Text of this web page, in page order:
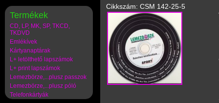
Termékek
CD, LP, MK, SP, TKCD,
TKDVD
Emlékívek
Kártyanaptárak
L+ letölthető lapszámok
L+ print lapszámok
Lemezbörze,...plusz passzok
Lemezbörze,...plusz póló
Telefonkártyák
Cikkszám: CSM 142-25-5